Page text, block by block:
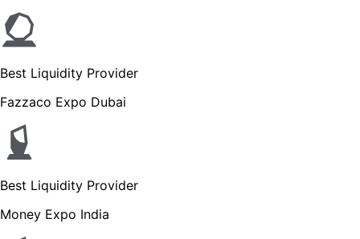
Best Liquidity Provider
Fazzaco Expo Dubai
Best Liquidity Provider
Money Expo India